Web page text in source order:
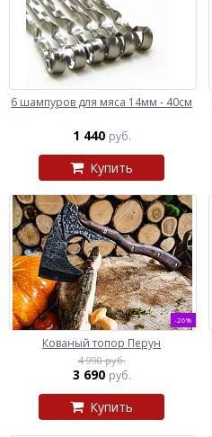
6 шампуров для мяса 14мм - 40см
1 440 руб.
Купить
-26%
Кованый топор Перун
4 990 руб.
3 690 руб.
Купить